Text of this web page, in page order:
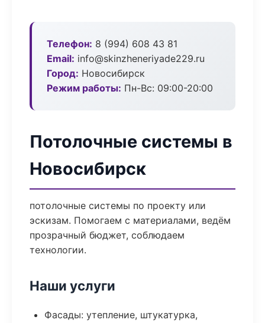
Телефон: 8 (994) 608 43 81
Email: info@skinzheneriyade229.ru
Город: Новосибирск
Режим работы: Пн-Вс: 09:00-20:00
Потолочные системы в
Новосибирск
потолочные системы по проекту или
эскизам. Помогаем с материалами, ведём
прозрачный бюджет, соблюдаем
технологии.
Наши услуги
Фасады: утепление, штукатурка,